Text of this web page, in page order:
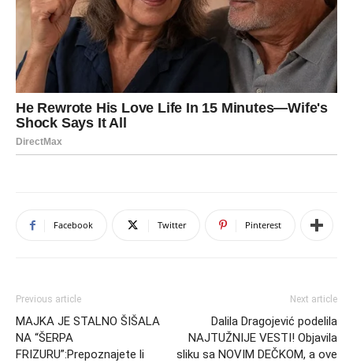
Facebook Twitter Pinterest
Previous article
MAJKA JE STALNO ŠIŠALA
NA “ŠERPA
FRIZURU”:Prepoznajete li
Next article
Dalila Dragojević podelila
NAJTUŽNIJE VESTI! Objavila
sliku sa NOVIM DEČKOM, a ove